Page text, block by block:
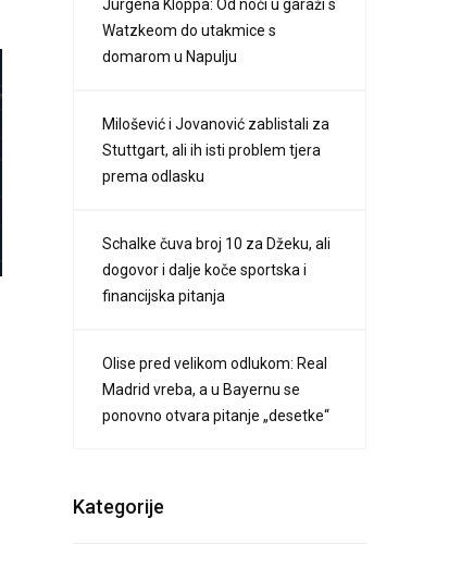
Jürgena Kloppa: Od noći u garaži s
Watzkeom do utakmice s
domarom u Napulju
Milošević i Jovanović zablistali za
Stuttgart, ali ih isti problem tjera
prema odlasku
Schalke čuva broj 10 za Džeku, ali
dogovor i dalje koče sportska i
financijska pitanja
Olise pred velikom odlukom: Real
Madrid vreba, a u Bayernu se
ponovno otvara pitanje „desetke“
Kategorije